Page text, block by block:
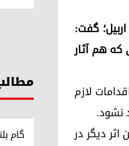
گفت:
هم آثار
لازم
نشود.
دیگر در
گام